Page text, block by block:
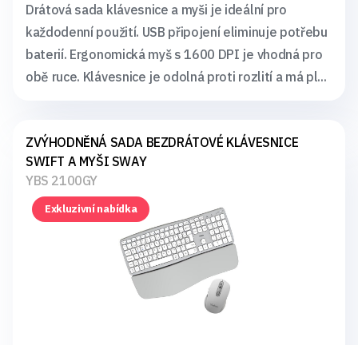
Drátová sada klávesnice a myši je ideální pro
každodenní použití. USB připojení eliminuje potřebu
baterií. Ergonomická myš s 1600 DPI je vhodná pro
obě ruce. Klávesnice je odolná proti rozlití a má pl...
ZVÝHODNĚNÁ SADA BEZDRÁTOVÉ KLÁVESNICE
SWIFT A MYŠI SWAY
YBS 2100GY
Exkluzivní nabídka